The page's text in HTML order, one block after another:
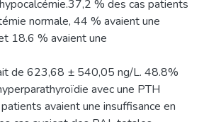
% des cas patients
normale, 44 % avaient une
18.6 % avaient une
de 623,68 ± 540,05 ng/L. 48.8%
avec une PTH
avaient une insuffisance en